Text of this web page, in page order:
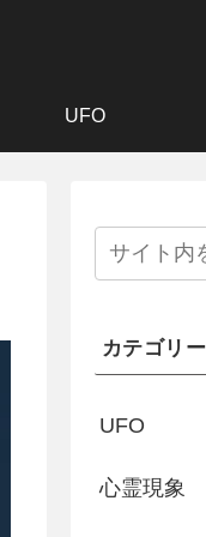
UFO
カテゴリー
UFO
心霊現象